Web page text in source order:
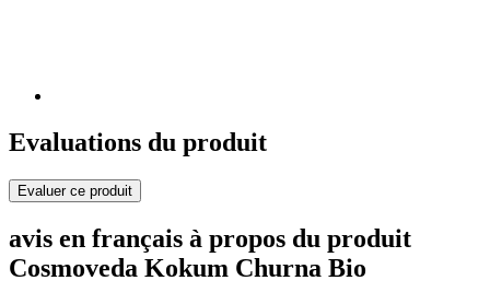
Evaluations du produit
Evaluer ce produit
avis en français à propos du produit
Cosmoveda Kokum Churna Bio